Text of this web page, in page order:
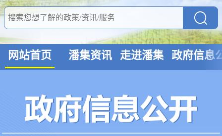
网站首页 潘集资讯 走进潘集 政府信息